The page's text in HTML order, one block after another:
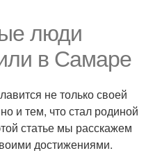
люди
в Самаре
не только своей
и тем, что стал родиной
статье мы расскажем
достижениями.